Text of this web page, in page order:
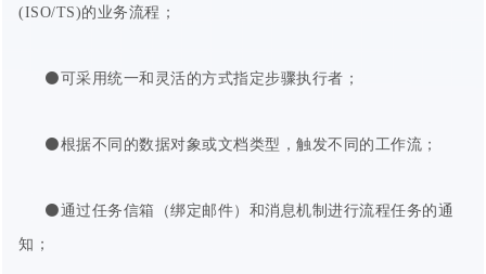
(ISO/TS)的业务流程；
⚫可采用统一和灵活的方式指定步骤执行者；
⚫根据不同的数据对象或文档类型，触发不同的工作流；
⚫通过任务信箱（绑定邮件）和消息机制进行流程任务的通
知；